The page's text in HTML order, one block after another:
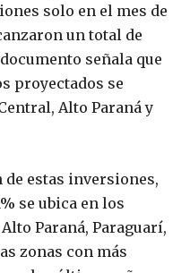
solo en el mes de
un total de
señala que
proyectados se
Alto Paraná y
estas inversiones,
se ubica en los
Paraná, Paraguarí,
zonas con más